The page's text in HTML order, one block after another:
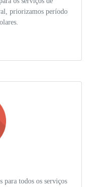
priorizamos período
para todos os serviços